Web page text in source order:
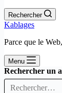
Rechercher
Kablages
Parce que le
Menu
Rechercher un